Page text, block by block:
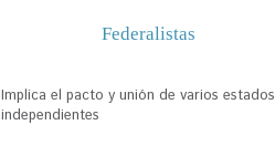
Federalistas
Implica el pacto y unión de varios estados
independientes